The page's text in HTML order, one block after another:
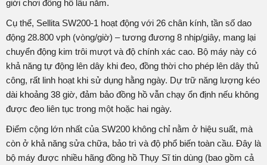
giới chơi đồng hồ lâu năm.
Cụ thể, Sellita SW200-1 hoạt động với 26 chân kính, tần số dao
động 28.800 vph (vòng/giờ) – tương đương 8 nhịp/giây, mang lại
chuyển động kim trôi mượt và độ chính xác cao. Bộ máy này có
khả năng tự động lên dây khi đeo, đồng thời cho phép lên dây thủ
công, rất linh hoạt khi sử dụng hằng ngày. Dự trữ năng lượng kéo
dài khoảng 38 giờ, đảm bảo đồng hồ vẫn chạy ổn định nếu không
được đeo liên tục trong một hoặc hai ngày.
Điểm cộng lớn nhất của SW200 không chỉ nằm ở hiệu suất, mà
còn ở khả năng sửa chữa, bảo trì và độ phổ biến toàn cầu. Đây là
bộ máy được nhiều hãng đồng hồ Thụy Sĩ tin dùng (bao gồm cả